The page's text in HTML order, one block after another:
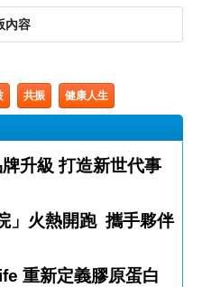
內容
共振 健康人生
開跑 攜手夥伴
白